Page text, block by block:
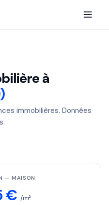
à
immobilières. Données
— MAISON
€ /m²